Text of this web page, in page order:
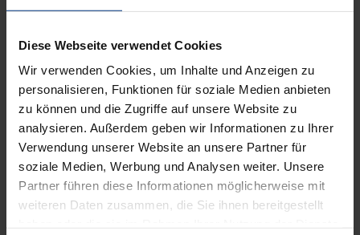
Diese Webseite verwendet Cookies
Wir verwenden Cookies, um Inhalte und Anzeigen zu
personalisieren, Funktionen für soziale Medien anbieten
zu können und die Zugriffe auf unsere Website zu
analysieren. Außerdem geben wir Informationen zu Ihrer
Verwendung unserer Website an unsere Partner für
soziale Medien, Werbung und Analysen weiter. Unsere
Partner führen diese Informationen möglicherweise mit
weiteren Daten zusammen, die Sie ihnen bereitgestellt
zunächst in der Bankenkrise. Dadurch wurde die
Ausbreitung dieser auf andere Branchen
unumgänglich. Diese Krise machte
unmissverständlich klar, dass der Ausschluss von
Moral und Ethik im traditionellen Verständnis von
Finanzen nicht mehr zu halten ist. Gefragt wird
danach: Ist Ethik im Finanzbereich denkbar?